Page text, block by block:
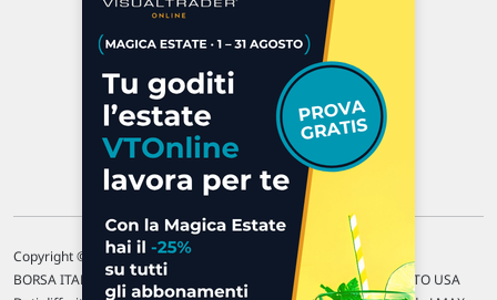
Chi siamo
Commenti e segnalazioni
Contattaci
Copyright © 1996-2026 Traderlink Italia s.r.l.
BORSA ITALIANA Quotazioni di borsa differite di 15 min. / MERCATO USA